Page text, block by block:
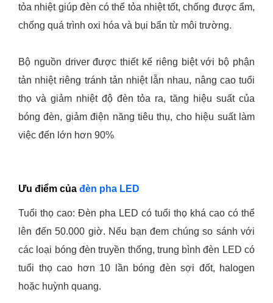
tỏa nhiệt giúp đèn có thể tỏa nhiệt tốt, chống được ẩm,
chống quá trình oxi hóa và bụi bẩn từ môi trường.
Bộ nguồn driver được thiết kế riêng biệt với bộ phận
tản nhiệt riêng tránh tản nhiệt lẫn nhau, nâng cao tuổi
thọ và giảm nhiệt độ đèn tỏa ra, tăng hiệu suất của
bóng đèn, giảm điện năng tiêu thụ, cho hiệu suất làm
việc đến lớn hơn 90%
Ưu điểm của đèn pha LED
Tuổi thọ cao: Đèn pha LED có tuổi thọ khá cao có thể
lên đến 50.000 giờ. Nếu bạn đem chúng so sánh với
các loại bóng đèn truyền thống, trung bình đèn LED có
tuổi thọ cao hơn 10 lần bóng đèn sợi đốt, halogen
hoặc huỳnh quang.